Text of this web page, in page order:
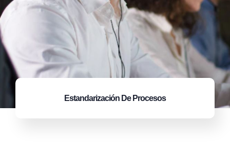
Estandarización De Procesos